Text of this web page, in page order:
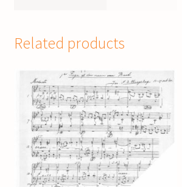
Related products